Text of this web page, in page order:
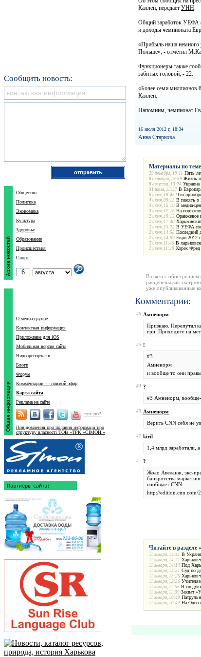
Каллен, передает УНН.
Общий заработок УЕФА
и доходы чемпионата
«Прибыль наша немного
Польше», - отметил
Функционеры также
забитых головой, - 22.
«Более семи миллионов
Каллен.
Напомним, чемпионат
16 июля 2012 г, 18:34
Анна Старкова
Материалы по
29 декабря, 19:11 Пять
8 октября, 19:59 Жизнь
8 августа, 13:24 Украина
31 июля, 15:37 В
6 июля, 19:45 Что
4 июля, 09:13 В память о
3 июля, 15:10 В медиа-
3 июля, 12:16 На
2 июля, 19:15 Оранжевое
2 июля, 17:40
2 июля, 15:22 В УЕФА
2 июля, 14:58 Последний
2 июля, 14:09 Евро-2012
2 июля, 11:46 В
2 июля, 11:29 Хорек Фред
В связи с
расценены как
уже опубликованные
Комментарии:
#6 Амненорм
Признаю. Перепутал
грн. Приходите на
#5 !
#3
Амненорм
и вообще то они
#4 ?
#3 Амненорм, вообще-
#3 Амненорм
Верить CNN себя не
#2 kiril
1,4 млрд заработали,
#1 ?
Жоао Авеланж, экс-
банкротства
сообщает CNN.
http://edition.cnn.com/
Читайте в разделе «
11 января, 14:41 В
11 января, 14:21
11 января, 14:14 Под
11 января, 13:31 Суд по
11 января, 13:25
11 января, 12:36
11 января, 11:55 В
11 января, 11:09 Захват
11 января, 10:49
11 января, 10:42 На
Сообщить новость:
Общество
Политика
Экономика
Культура
Здоровье
Образование
Происшествия
Спорт
О медиа группе
Контактная информация
Приложение для iOS
Мобильная версия сайта
Видеорепортажи
Блоги
Форум
Комментарии — прямой эфир
Карта сайта
Реклама на сайте
что это?
Повідомлення про подання інформації про
структуру власності ТОВ «ТРК «СІМОН.»